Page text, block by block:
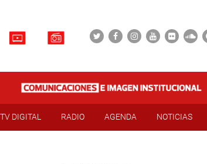
TV DIGITAL RADIO AGENDA NOTICIAS